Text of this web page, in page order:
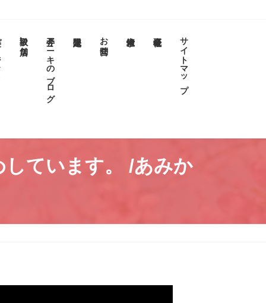
ト 取扱い店舗 今井アニキのブログ お問合せ サイトマップ
しています。 /あみか